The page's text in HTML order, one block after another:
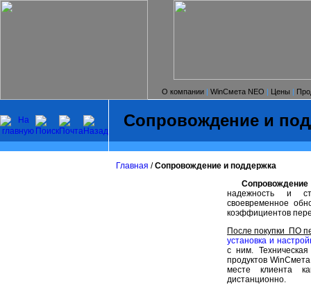
О компании | WinСмета NEO | Цены |
Сопровождение и
Главная /Сопровождение и поддержка
Сопровождение
надежность и
своевременное
коэффициентов
После покупки ПО
установка и
с ним.
продуктов
месте клиента
дистанционно.